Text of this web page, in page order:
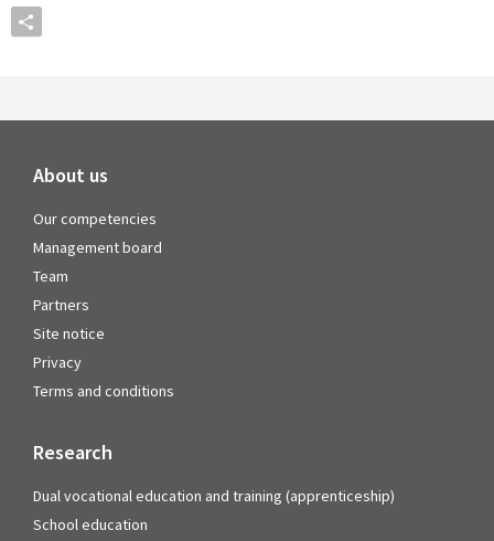
About us
Our competencies
Management board
Team
Partners
Site notice
Privacy
Terms and conditions
Research
Dual vocational education and training (apprenticeship)
School education